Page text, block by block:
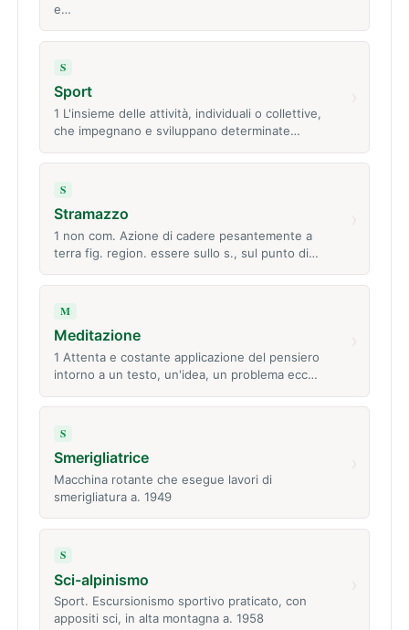
e…
S
Sport
1 L'insieme delle attività, individuali o collettive,
che impegnano e sviluppano determinate…
S
Stramazzo
1 non com. Azione di cadere pesantemente a
terra fig. region. essere sullo s., sul punto di…
M
Meditazione
1 Attenta e costante applicazione del pensiero
intorno a un testo, un'idea, un problema ecc…
S
Smerigliatrice
Macchina rotante che esegue lavori di
smerigliatura a. 1949
S
Sci-alpinismo
Sport. Escursionismo sportivo praticato, con
appositi sci, in alta montagna a. 1958